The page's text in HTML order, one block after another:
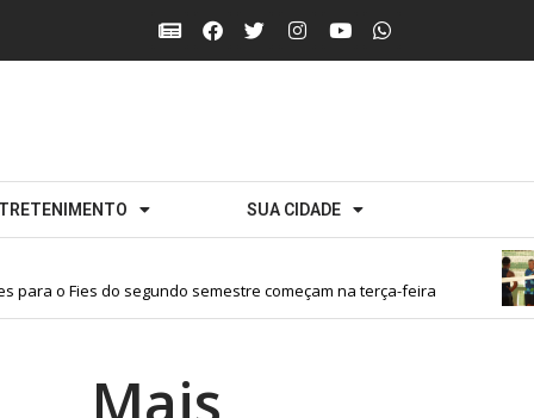
SUA CIDADE
o Fies do segundo semestre começam na terça-feira